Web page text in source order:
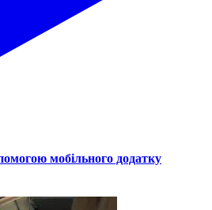
мобільного додатку